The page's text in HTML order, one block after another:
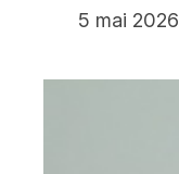
5 mai 2026